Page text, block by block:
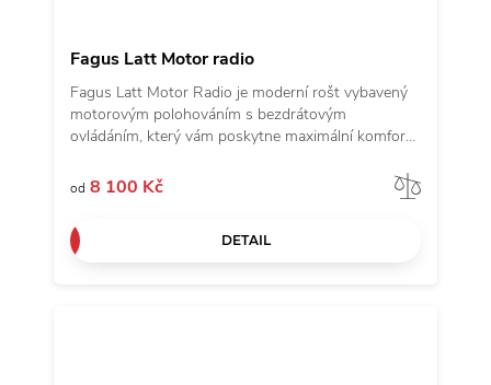
Fagus Latt Motor radio
Fagus Latt Motor Radio je moderní rošt vybavený
motorovým polohováním s bezdrátovým
ovládáním, který vám poskytne maximální komfort
hlavovou část roštu snadno nastavit až do pravého
nebo relaxaci. Rošt je vyroben z vysoce kvalitního
bukového dřeva, které zajišťuje pevnou a stabilní
od 8 100 Kč
DETAIL